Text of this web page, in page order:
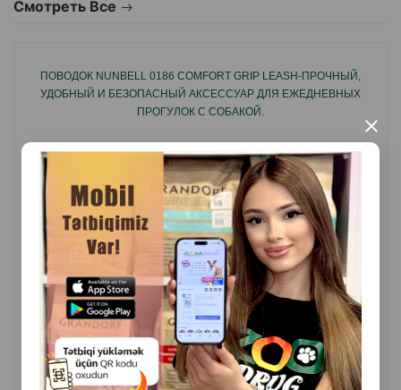
×
Подходит для собак разных размеров
Смотреть Все
ПОВОДОК NUNBELL 0186 COMFORT GRIP LEASH-ПРОЧНЫЙ,
УДОБНЫЙ И БЕЗОПАСНЫЙ АКСЕССУАР ДЛЯ ЕЖЕДНЕВНЫХ
ПРОГУЛОК С СОБАКОЙ.
( Отзывы)
Масса Цена
Купить